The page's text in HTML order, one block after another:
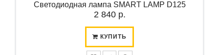
Светодиодная лампа SMART LAMP D125
2 840 р.
КУПИТЬ